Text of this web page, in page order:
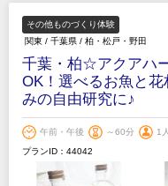
その他ものづくり体験
関東 / 千葉県 / 柏・松戸・野田
千葉・柏☆アクアハ
OK！選べるお魚と
みの自由研究に♪
午前・午後 ～60分
1
プランID：44042